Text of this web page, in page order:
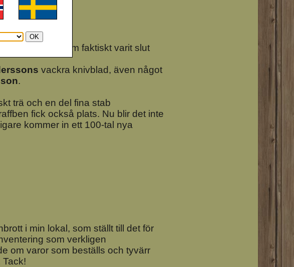
grejjer som faktiskt varit slut
vackra knivblad, även något
.
trä och en del fina stab
fick också plats. Nu blir det inte
kommer in ett 100-tal nya
i min lokal, som ställt till det för
som verkligen
om varor som beställs och tyvärr
Tack!